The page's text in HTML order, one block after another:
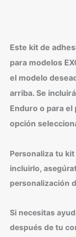
Este kit de
para modelos
el modelo
arriba. Se
Enduro o para
opción
Personaliza tu
incluirlo,
personalización
Si necesitas
después de tu